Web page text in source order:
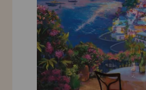
INFORMATION
info@maisondespuzzles.fr
Allez-y! Nous vous attendions.
NOUVEAU CLIENT